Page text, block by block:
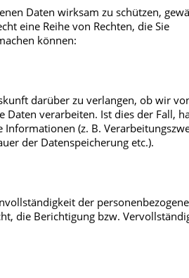
Daten wirksam zu schützen,
eine Reihe von Rechten, die Sie
können:
darüber zu verlangen, ob wir
Daten verarbeiten. Ist dies der Fall,
Informationen (z. B.
der Datenspeicherung etc.).
der
die Berichtigung bzw.